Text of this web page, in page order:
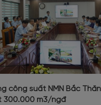
công suất NMN Bắc
300.000 m3/ngđ